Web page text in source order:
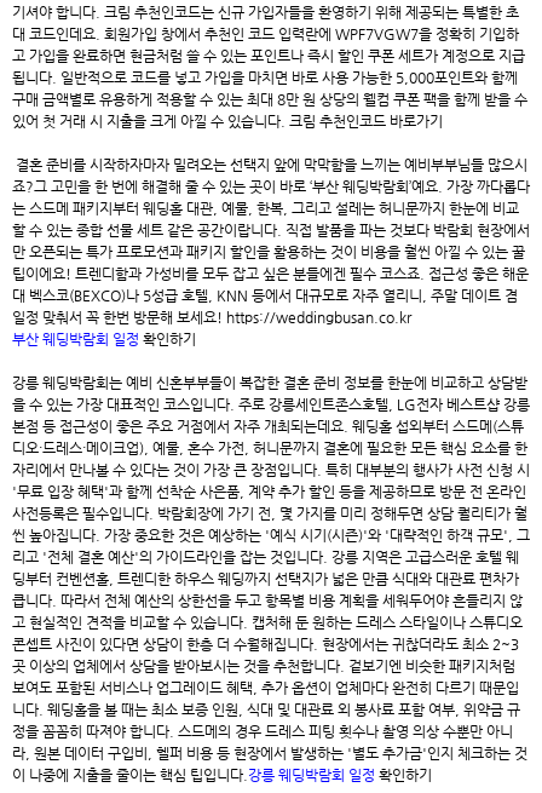
기셔야 합니다. 크림 추천인코드는 신규 가입자들을 환영하기 위해 제공되는 특별한 초
대 코드인데요. 회원가입 창에서 추천인 코드 입력란에 WPF7VGW7을 정확히 기입하
고 가입을 완료하면 현금처럼 쓸 수 있는 포인트나 즉시 할인 쿠폰 세트가 계정으로 지급
됩니다. 일반적으로 코드를 넣고 가입을 마치면 바로 사용 가능한 5,000포인트와 함께
구매 금액별로 유용하게 적용할 수 있는 최대 8만 원 상당의 웰컴 쿠폰 팩을 함께 받을 수
있어 첫 거래 시 지출을 크게 아낄 수 있습니다. 크림 추천인코드 바로가기
결혼 준비를 시작하자마자 밀려오는 선택지 앞에 막막함을 느끼는 예비부부님들 많으시
죠?그 고민을 한 번에 해결해 줄 수 있는 곳이 바로 ‘부산 웨딩박람회’예요. 가장 까다롭다
는 스드메 패키지부터 웨딩홀 대관, 예물, 한복, 그리고 설레는 허니문까지 한눈에 비교
할 수 있는 종합 선물 세트 같은 공간이랍니다. 직접 발품을 파는 것보다 박람회 현장에서
만 오픈되는 특가 프로모션과 패키지 할인을 활용하는 것이 비용을 훨씬 아낄 수 있는 꿀
팁이에요! 트렌디함과 가성비를 모두 잡고 싶은 분들에겐 필수 코스죠. 접근성 좋은 해운
대 벡스코(BEXCO)나 5성급 호텔, KNN 등에서 대규모로 자주 열리니, 주말 데이트 겸
일정 맞춰서 꼭 한번 방문해 보세요! https://weddingbusan.co.kr
부산 웨딩박람회 일정 확인하기
강릉 웨딩박람회는 예비 신혼부부들이 복잡한 결혼 준비 정보를 한눈에 비교하고 상담받
을 수 있는 가장 대표적인 코스입니다. 주로 강릉세인트존스호텔, LG전자 베스트샵 강릉
본점 등 접근성이 좋은 주요 거점에서 자주 개최되는데요. 웨딩홀 섭외부터 스드메(스튜
디오·드레스·메이크업), 예물, 혼수 가전, 허니문까지 결혼에 필요한 모든 핵심 요소를 한
자리에서 만나볼 수 있다는 것이 가장 큰 장점입니다. 특히 대부분의 행사가 사전 신청 시
'무료 입장 혜택'과 함께 선착순 사은품, 계약 추가 할인 등을 제공하므로 방문 전 온라인
사전등록은 필수입니다. 박람회장에 가기 전, 몇 가지를 미리 정해두면 상담 퀄리티가 훨
씬 높아집니다. 가장 중요한 것은 예상하는 '예식 시기(시즌)'와 '대략적인 하객 규모', 그
리고 '전체 결혼 예산'의 가이드라인을 잡는 것입니다. 강릉 지역은 고급스러운 호텔 웨
딩부터 컨벤션홀, 트렌디한 하우스 웨딩까지 선택지가 넓은 만큼 식대와 대관료 편차가
큽니다. 따라서 전체 예산의 상한선을 두고 항목별 비용 계획을 세워두어야 흔들리지 않
고 현실적인 견적을 비교할 수 있습니다. 캡처해 둔 원하는 드레스 스타일이나 스튜디오
콘셉트 사진이 있다면 상담이 한층 더 수월해집니다. 현장에서는 귀찮더라도 최소 2~3
곳 이상의 업체에서 상담을 받아보시는 것을 추천합니다. 겉보기엔 비슷한 패키지처럼
보여도 포함된 서비스나 업그레이드 혜택, 추가 옵션이 업체마다 완전히 다르기 때문입
니다. 웨딩홀을 볼 때는 최소 보증 인원, 식대 및 대관료 외 봉사료 포함 여부, 위약금 규
정을 꼼꼼히 따져야 합니다. 스드메의 경우 드레스 피팅 횟수나 촬영 의상 수뿐만 아니
라, 원본 데이터 구입비, 헬퍼 비용 등 현장에서 발생하는 '별도 추가금'인지 체크하는 것
이 나중에 지출을 줄이는 핵심 팁입니다. 강릉 웨딩박람회 일정 확인하기